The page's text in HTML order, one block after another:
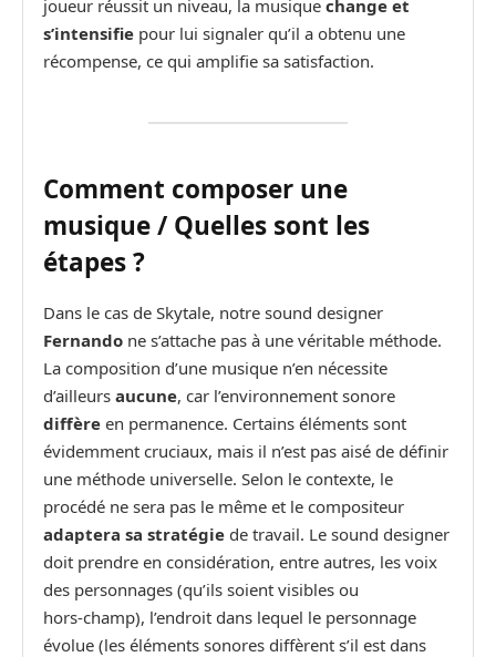
joueur réussit un niveau, la musique change et
s’intensifie pour lui signaler qu’il a obtenu une
récompense, ce qui amplifie sa satisfaction.
Comment composer une
musique / Quelles sont les
étapes ?
Dans le cas de Skytale, notre sound designer
Fernando ne s’attache pas à une véritable méthode.
La composition d’une musique n’en nécessite
d’ailleurs aucune, car l’environnement sonore
diffère en permanence. Certains éléments sont
évidemment cruciaux, mais il n’est pas aisé de définir
une méthode universelle. Selon le contexte, le
procédé ne sera pas le même et le compositeur
adaptera sa stratégie de travail. Le sound designer
doit prendre en considération, entre autres, les voix
des personnages (qu’ils soient visibles ou
hors‑champ), l’endroit dans lequel le personnage
évolue (les éléments sonores diffèrent s’il est dans